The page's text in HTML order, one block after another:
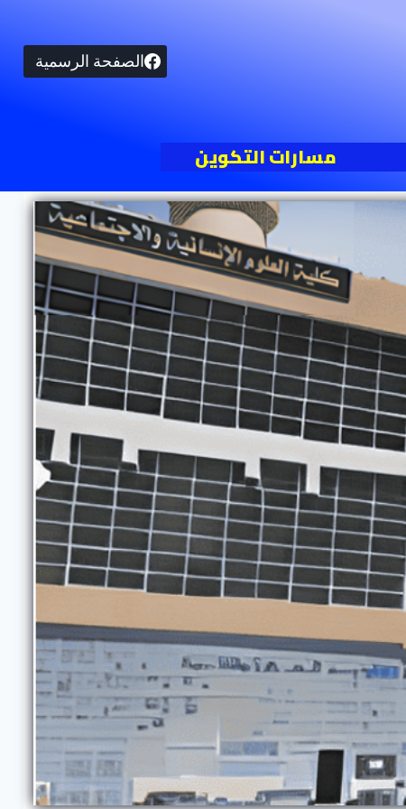
الصفحة الرسمية
مسارات التكوين